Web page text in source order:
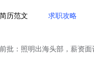
简历范文 求职攻略
批：照明出海头部，薪资面